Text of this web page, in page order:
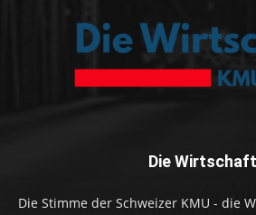
Die Wirtschaft
Die Stimme der Schweizer KMU - die